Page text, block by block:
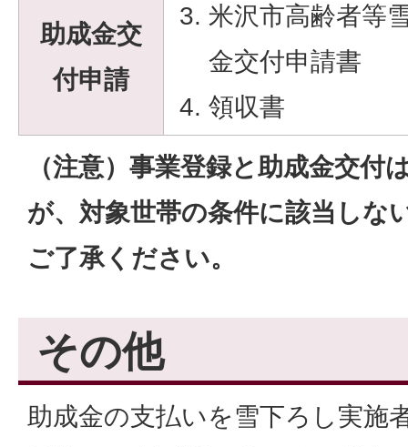
助成金交
付申請
米沢市高齢者等
金交付申請書
領収書
（注意）事業登録と助成金交付
が、対象世帯の条件に該当しな
ご了承ください。
その他
助成金の支払いを雪下ろし実施